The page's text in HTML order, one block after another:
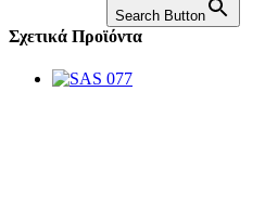
Search Button
Σχετικά Προϊόντα